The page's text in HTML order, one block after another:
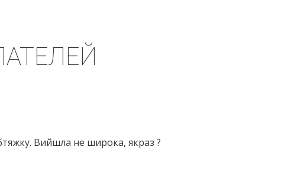
Вийшла не широка, якраз ?